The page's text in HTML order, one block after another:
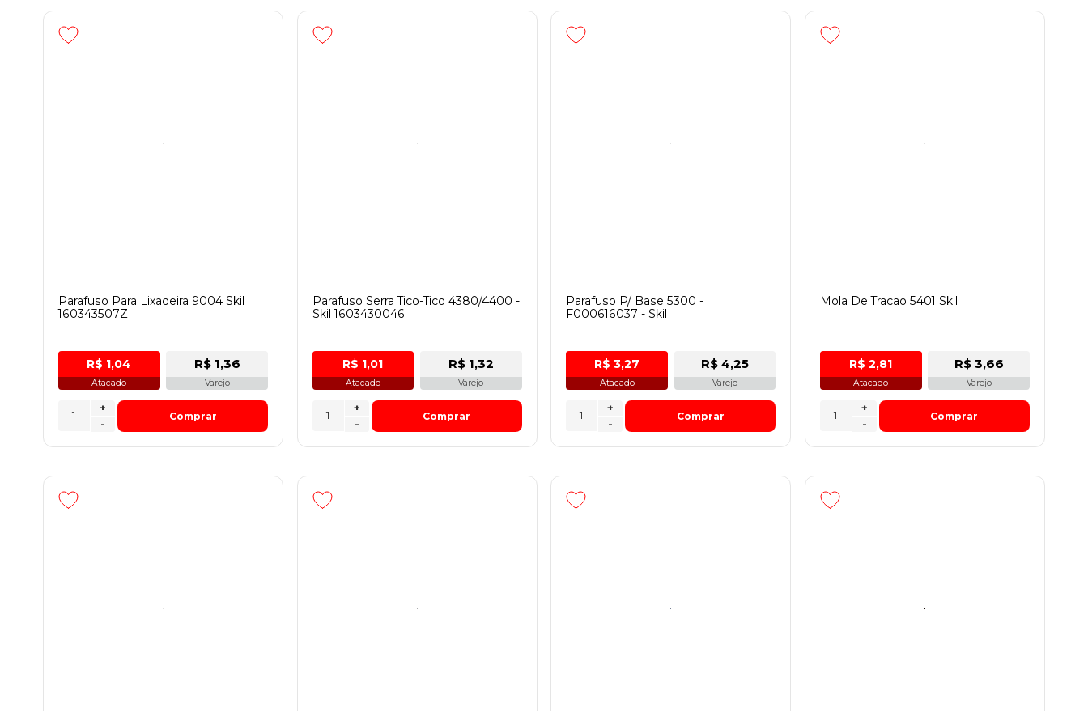
Parafuso Para Lixadeira 9004 Skil
160343507Z
R$ 1,04
Atacado
R$ 1,36
Varejo
-
+
Comprar
Parafuso Serra Tico-Tico 4380/4400 -
Skil 1603430046
R$ 1,01
Atacado
R$ 1,32
Varejo
-
+
Comprar
Parafuso P/ Base 5300 -
F000616037 - Skil
R$ 3,27
Atacado
R$ 4,25
Varejo
-
+
Comprar
Mola De Tracao 5401 Skil
R$ 2,81
Atacado
R$ 3,66
Varejo
-
+
Comprar